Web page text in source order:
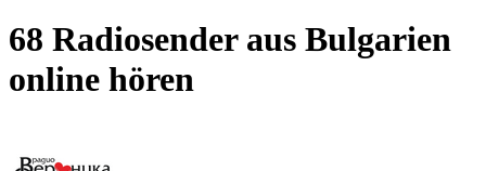
68 Radiosender aus Bulgarien
online hören